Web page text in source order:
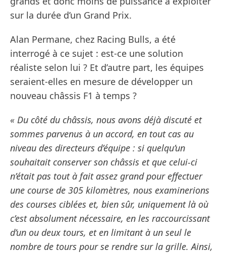
sur la durée d’un Grand Prix.
Alan Permane, chez Racing Bulls, a été
interrogé à ce sujet : est-ce une solution
réaliste selon lui ? Et d’autre part, les équipes
seraient-elles en mesure de développer un
nouveau châssis F1 à temps ?
« Du côté du châssis, nous avons déjà discuté et
sommes parvenus à un accord, en tout cas au
niveau des directeurs d’équipe : si quelqu’un
souhaitait conserver son châssis et que celui-ci
n’était pas tout à fait assez grand pour effectuer
une course de 305 kilomètres, nous examinerions
des courses ciblées et, bien sûr, uniquement là où
c’est absolument nécessaire, en les raccourcissant
d’un ou deux tours, et en limitant à un seul le
nombre de tours pour se rendre sur la grille. Ainsi,